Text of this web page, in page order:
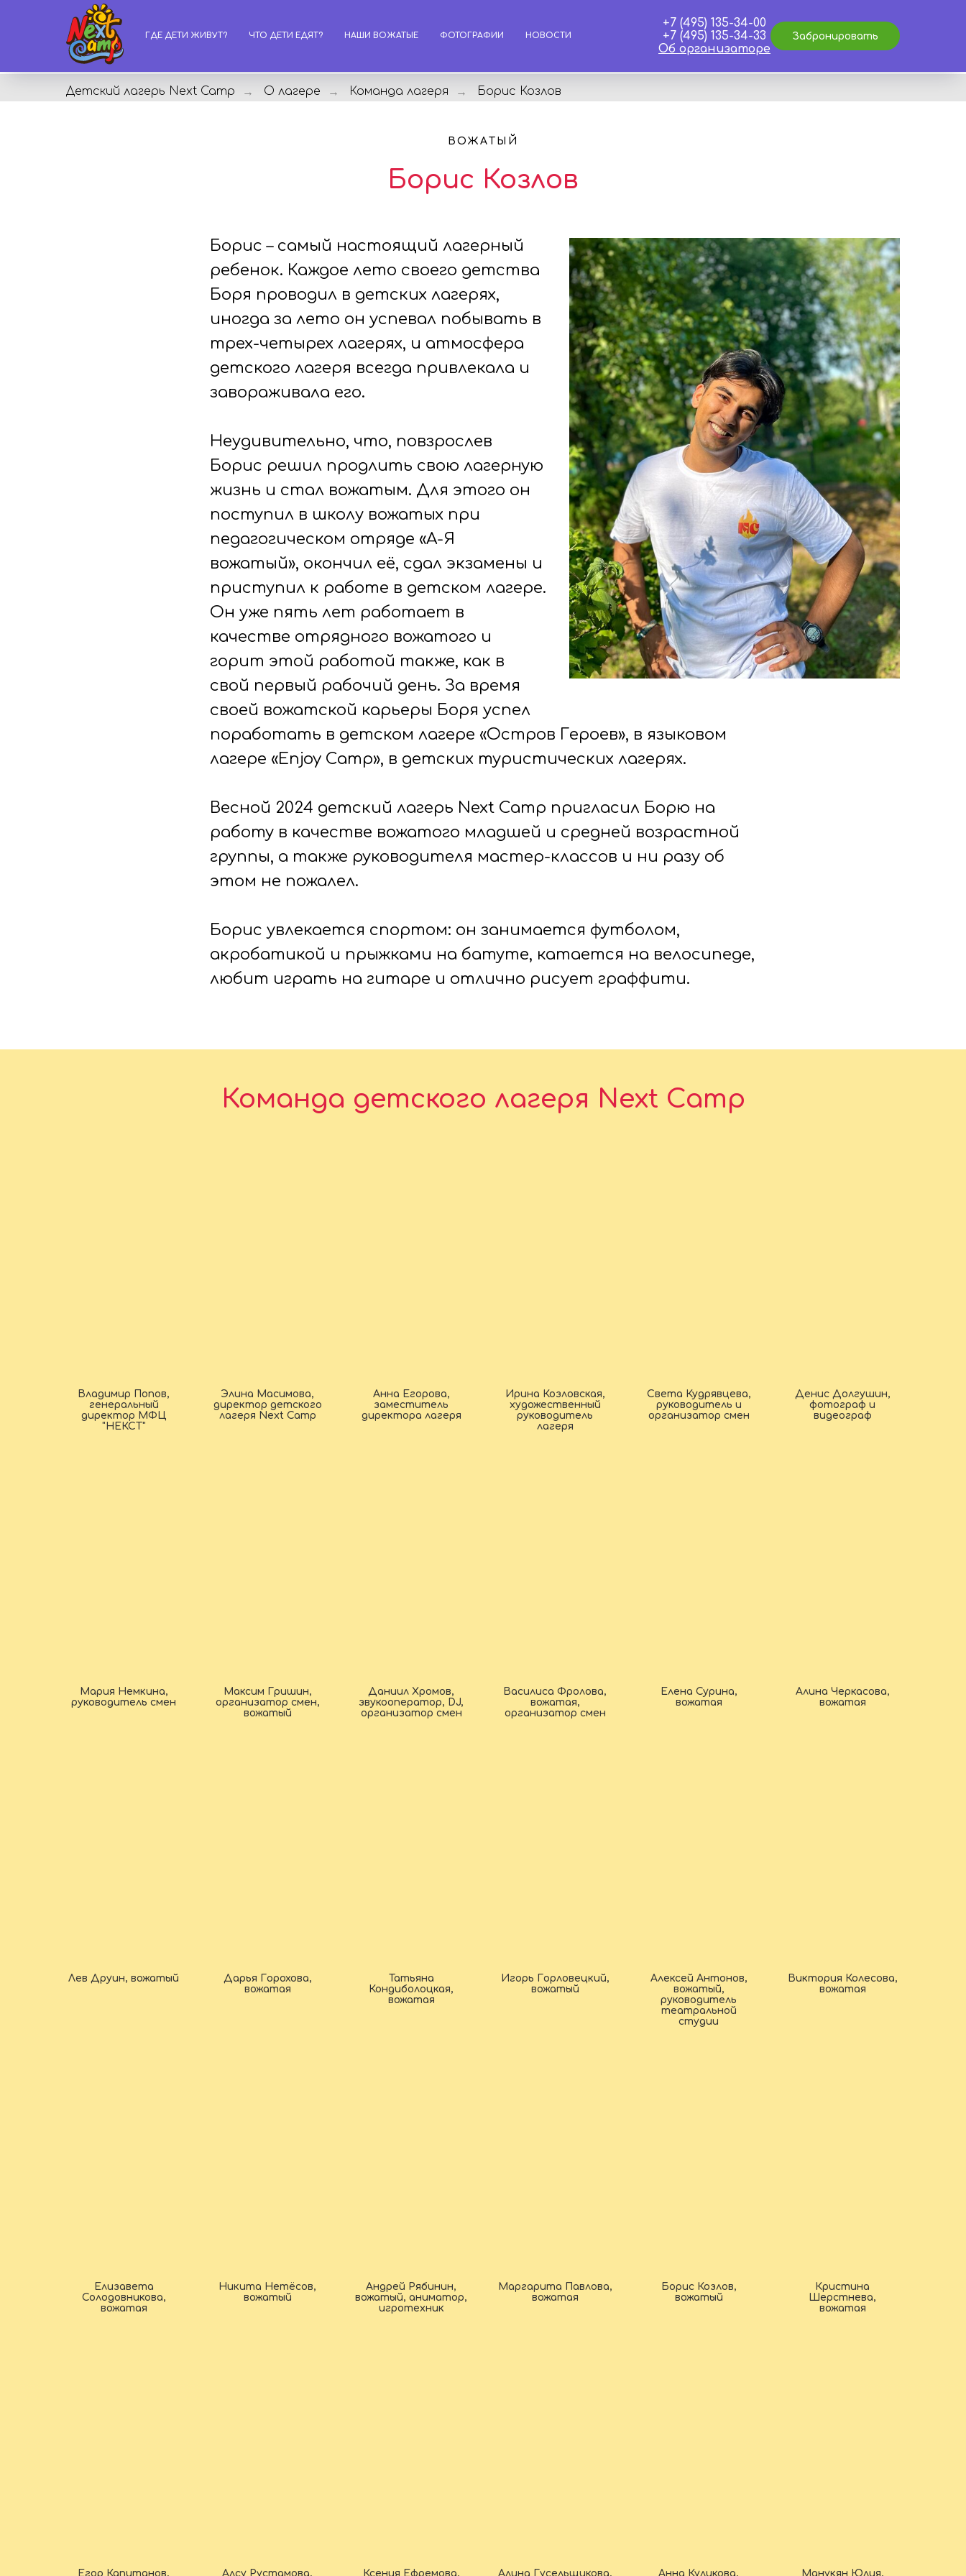
ГДЕ ДЕТИ ЖИВУТ? ЧТО ДЕТИ ЕДЯТ? НАШИ ВОЖАТЫЕ ФОТОГРАФИИ НОВОСТИ
+7 (495) 135-34-00
+7 (495) 135-34-33
Об организаторе
Забронировать
Детский лагерь Next Camp → О лагере → Команда лагеря → Борис Козлов
ВОЖАТЫЙ
Борис Козлов
Борис – самый настоящий лагерный
ребенок. Каждое лето своего детства
Боря проводил в детских лагерях,
иногда за лето он успевал побывать в
трех-четырех лагерях, и атмосфера
детского лагеря всегда привлекала и
завораживала его.
Неудивительно, что, повзрослев
Борис решил продлить свою лагерную
жизнь и стал вожатым. Для этого он
поступил в школу вожатых при
педагогическом отряде «А-Я
вожатый», окончил её, сдал экзамены и
приступил к работе в детском лагере.
Он уже пять лет работает в
качестве отрядного вожатого и
горит этой работой также, как в
свой первый рабочий день. За время
своей вожатской карьеры Боря успел
поработать в детском лагере «Остров Героев», в языковом
лагере «Enjoy Camp», в детских туристических лагерях.
Весной 2024 детский лагерь Next Camp пригласил Борю на
работу в качестве вожатого младшей и средней возрастной
группы, а также руководителя мастер-классов и ни разу об
этом не пожалел.
Борис увлекается спортом: он занимается футболом,
акробатикой и прыжками на батуте, катается на велосипеде,
любит играть на гитаре и отлично рисует граффити.
Команда детского лагеря Next Camp
Владимир Попов,
генеральный
директор МФЦ
"НЕКСТ"
Элина Масимова,
директор детского
лагеря Next Camp
Анна Егорова,
заместитель
директора лагеря
Ирина Козловская,
художественный
руководитель
лагеря
Света Кудрявцева,
руководитель и
организатор смен
Денис Долгушин,
фотограф и
видеограф
Мария Немкина,
руководитель смен
Максим Гришин,
организатор смен,
вожатый
Даниил Хромов,
звукооператор, DJ,
организатор смен
Василиса Фролова,
вожатая,
организатор смен
Елена Сурина,
вожатая
Алина Черкасова,
вожатая
Лев Друин, вожатый
Дарья Горохова,
вожатая
Татьяна
Кондиболоцкая,
вожатая
Игорь Горловецкий,
вожатый
Алексей Антонов,
вожатый,
руководитель
театральной
студии
Виктория Колесова,
вожатая
Елизавета
Солодовникова,
вожатая
Никита Нетёсов,
вожатый
Андрей Рябинин,
вожатый, аниматор,
игротехник
Маргарита Павлова,
вожатая
Борис Козлов,
вожатый
Кристина
Шерстнева,
вожатая
Егор Капитанов, Алсу Рустамова, Ксения Ефремова, Алина Гусельщикова, Анна Куликова, Манукян Юлия,